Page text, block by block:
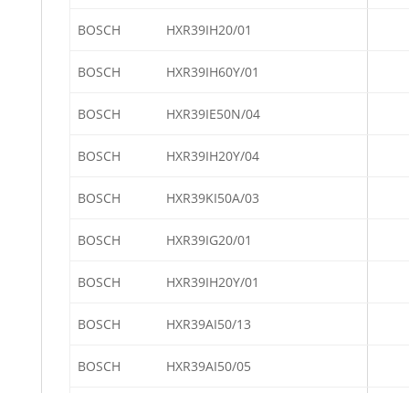
BOSCH HXR39IH20/01
BOSCH HXR39IH60Y/01
BOSCH HXR39IE50N/04
BOSCH HXR39IH20Y/04
BOSCH HXR39KI50A/03
BOSCH HXR39IG20/01
BOSCH HXR39IH20Y/01
BOSCH HXR39AI50/13
BOSCH HXR39AI50/05